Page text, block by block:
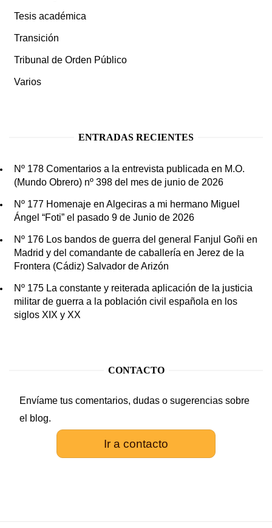
Tesis académica
Transición
Tribunal de Orden Público
Varios
ENTRADAS RECIENTES
Nº 178 Comentarios a la entrevista publicada en M.O.
(Mundo Obrero) nº 398 del mes de junio de 2026
Nº 177 Homenaje en Algeciras a mi hermano Miguel
Ángel “Foti” el pasado 9 de Junio de 2026
Nº 176 Los bandos de guerra del general Fanjul Goñi en
Madrid y del comandante de caballería en Jerez de la
Frontera (Cádiz) Salvador de Arizón
Nº 175 La constante y reiterada aplicación de la justicia
militar de guerra a la población civil española en los
siglos XIX y XX
CONTACTO
Envíame tus comentarios, dudas o sugerencias sobre
el blog.
Ir a contacto